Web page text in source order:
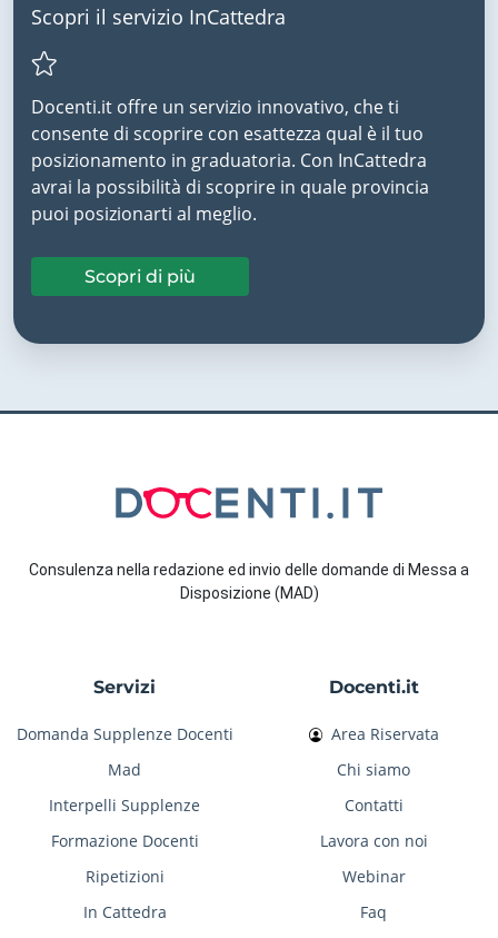
Scopri il servizio InCattedra
Docenti.it offre un servizio innovativo, che ti
consente di scoprire con esattezza qual è il tuo
posizionamento in graduatoria. Con InCattedra
avrai la possibilità di scoprire in quale provincia
puoi posizionarti al meglio.
Scopri di più
Consulenza nella redazione ed invio delle domande di Messa a
Disposizione (MAD)
Servizi
Domanda Supplenze Docenti
Mad
Interpelli Supplenze
Formazione Docenti
Ripetizioni
In Cattedra
Docenti.it
Area Riservata
Chi siamo
Contatti
Lavora con noi
Webinar
Faq